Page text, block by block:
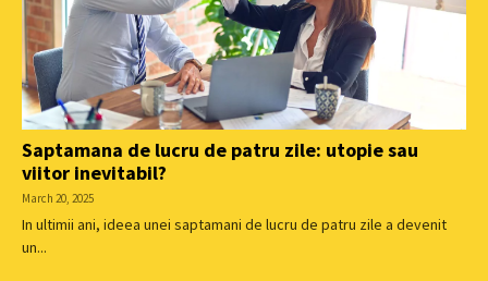
Saptamana de lucru de patru zile: utopie sau
viitor inevitabil?
March 20, 2025
In ultimii ani, ideea unei saptamani de lucru de patru zile a devenit
un...